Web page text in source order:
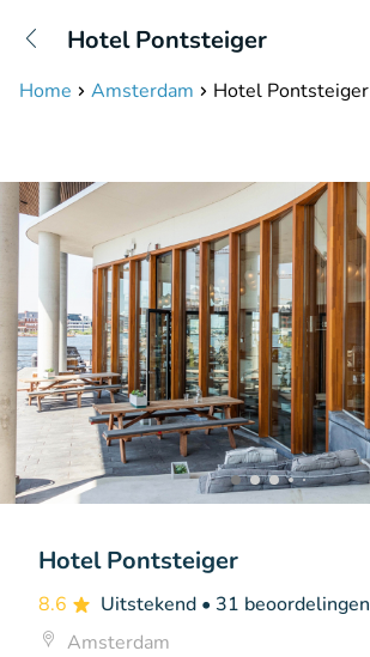
Hotel Pontsteiger
Home Amsterdam Hotel Pontsteiger
Hotel Pontsteiger
8.6 Uitstekend • 31 beoordelingen
Amsterdam